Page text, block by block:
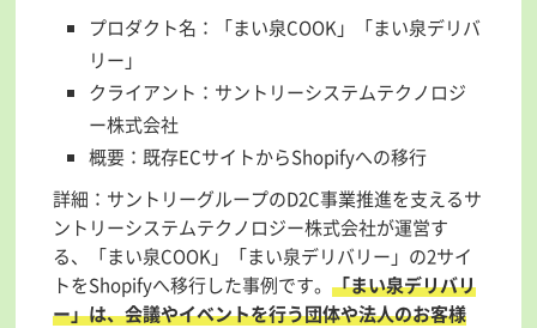
プロダクト名：「まい泉COOK」「まい泉デリバ
リー」
クライアント：サントリーシステムテクノロジ
ー株式会社
概要：既存ECサイトからShopifyへの移行
詳細：サントリーグループのD2C事業推進を支えるサ
ントリーシステムテクノロジー株式会社が運営す
る、「まい泉COOK」「まい泉デリバリー」の2サイ
トをShopifyへ移行した事例です。「まい泉デリバリ
ー」は、会議やイベントを行う団体や法人のお客様